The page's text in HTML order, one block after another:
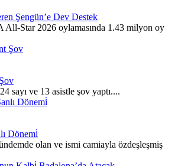
Şengün’e Dev Destek
All-Star 2026 oylamasında 1.43 milyon oy
sayı ve 13 asistle şov yaptı....
Dönemi̇
olan ve ismi camiayla özdeşleşmiş